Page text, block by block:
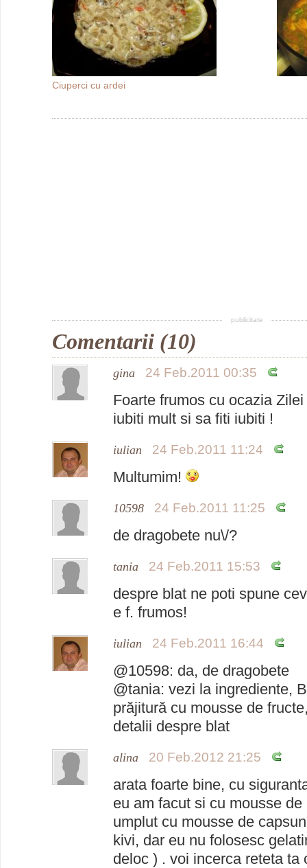
Ciuperci cu ardei
publicitate
Comentarii (10)
gina 24 Feb.2011 00:35
Foarte frumos cu ocazia
iubiti mult si sa fiti iubiti !
iulian 24 Feb.2011 11:24
Multumim!
10598 24 Feb.2011 11:25
de dragobete nu\/?
tania 24 Feb.2011 15:53
despre blat ne poti spune
e f. frumos!
iulian 24 Feb.2011 16:44
@10598: da, de dragobete
@tania: vezi la ingrediente,
prăjitură cu mousse de
detalii despre blat
alina 20 Feb.2012 21:25
arata foarte bine, cu
eu am facut si cu mousse
umplut cu mousse de
kivi, dar eu nu folosesc
deloc ) . voi incerca reteta ta